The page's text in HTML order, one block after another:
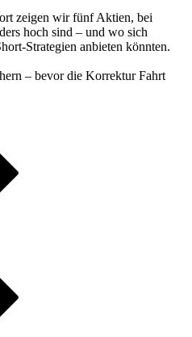
zeigen wir fünf Aktien, bei
hoch sind – und wo sich
Strategien anbieten könnten.
– bevor die Korrektur Fahrt